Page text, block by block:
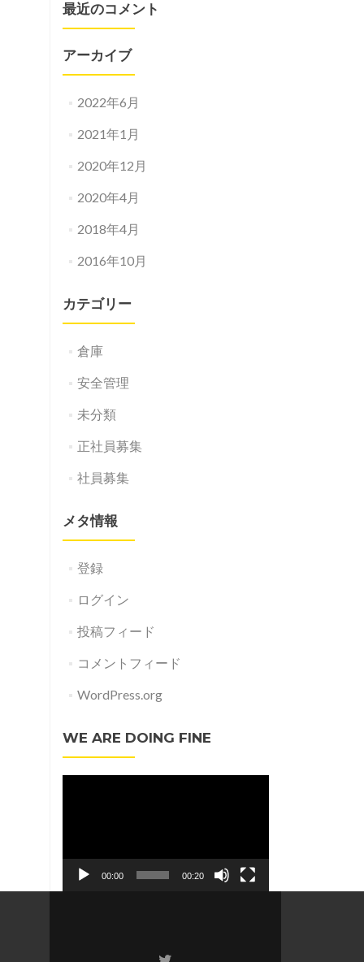
最近のコメント
アーカイブ
2022年6月
2021年1月
2020年12月
2020年4月
2018年4月
2016年10月
カテゴリー
倉庫
安全管理
未分類
正社員募集
社員募集
メタ情報
登録
ログイン
投稿フィード
コメントフィード
WordPress.org
WE ARE DOING FINE
ー
ヤ
00:00 00:20
Twitter